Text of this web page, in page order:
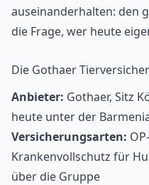
auseinanderhalten: den
die Frage, wer heute
Die Gothaer
Anbieter: Gothaer, Sitz
heute unter der
Versicherungsarten:
Krankenvollschutz für
über die Gruppe